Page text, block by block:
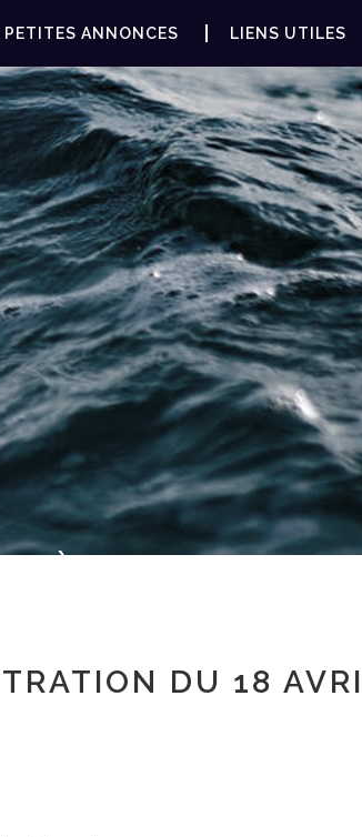
PETITES ANNONCES LIENS UTILES
DU 18